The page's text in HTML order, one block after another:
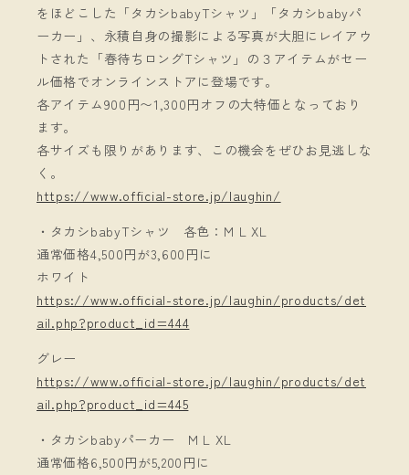
をほどこした「タカシbabyTシャツ」「タカシbabyパ
ーカー」、永積自身の撮影による写真が大胆にレイアウ
トされた「春待ちロングTシャツ」の３アイテムがセー
ル価格でオンラインストアに登場です。
各アイテム900円〜1,300円オフの大特価となっており
ます。
各サイズも限りがあります、この機会をぜひお見逃しな
く。
https://www.official-store.jp/laughin/
・タカシbabyTシャツ 各色：M L XL
通常価格4,500円が3,600円に
ホワイト
https://www.official-store.jp/laughin/products/det
ail.php?product_id=444
グレー
https://www.official-store.jp/laughin/products/det
ail.php?product_id=445
・タカシbabyパーカー M L XL
通常価格6,500円が5,200円に